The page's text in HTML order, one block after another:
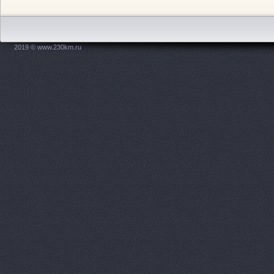
Новодвинская, 31
2019 © www.230km.ru